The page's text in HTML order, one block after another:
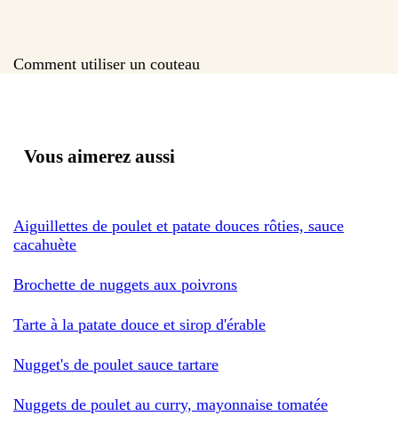
Comment utiliser un couteau
Vous aimerez aussi
Aiguillettes de poulet et patate douces rôties, sauce
cacahuète
Brochette de nuggets aux poivrons
Tarte à la patate douce et sirop d'érable
Nugget's de poulet sauce tartare
Nuggets de poulet au curry, mayonnaise tomatée